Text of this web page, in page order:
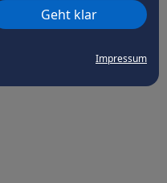
Geht klar
Impressum
CHECK24hilftder Natur